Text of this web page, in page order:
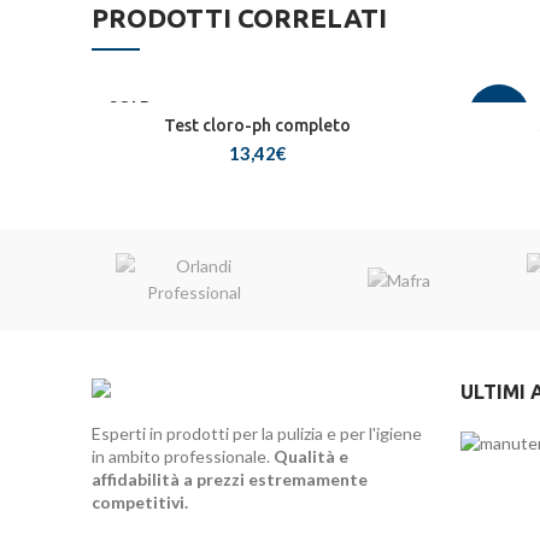
PRODOTTI CORRELATI
SOLD
Test cloro-ph completo
13,42€
Esperti in prodotti per la pulizia e per l'igiene
in ambito professionale. Qualità e
affidabilità a prezzi estremamente
competitivi.
ULTIMI